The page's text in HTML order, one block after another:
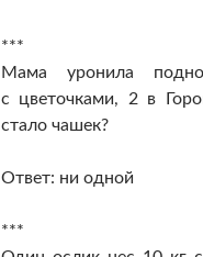
***
Мама уронила
с цветочками, 2 в
стало чашек?
Ответ: ни одной
***